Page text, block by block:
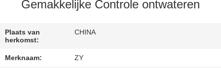
ONS
Gemakkelijke Controle ontwateren
Plaats van
herkomst:
CHINA
Merknaam: ZY